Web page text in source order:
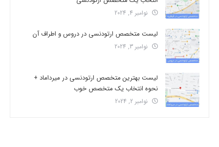
نوامبر 4, 2024
لیست متخصص ارتودنسی در دروس و اطراف آن
نوامبر 3, 2024
لیست بهترین متخصص ارتودنسی در میرداماد +
نحوه انتخاب یک متخصص خوب
نوامبر 2, 2024